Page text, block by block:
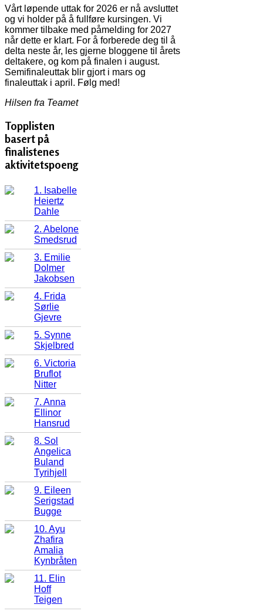
Vårt løpende uttak for 2026 er nå avsluttet
og vi holder på å fullføre kursingen. Vi
kommer tilbake med påmelding for 2027
når dette er klart. For å forberede deg til å
delta neste år, les gjerne bloggene til årets
deltakere, og kom på finalen i august.
Semifinaleuttak blir gjort i mars og
finaleuttak i april. Følg med!
Hilsen fra Teamet
Topplisten
basert på
finalistenes
aktivitetspoeng
1. Isabelle
Heiertz
Dahle
2. Abelone
Smedsrud
3. Emilie
Dolmer
Jakobsen
4. Frida
Sørlie
Gjevre
5. Synne
Skjelbred
6. Victoria
Bruflot
Nitter
7. Anna
Ellinor
Hansrud
8. Sol
Angelica
Buland
Tyrihjell
9. Eileen
Serigstad
Bugge
10. Ayu
Zhafira
Amalia
Kynbråten
11. Elin
Hoff
Teigen